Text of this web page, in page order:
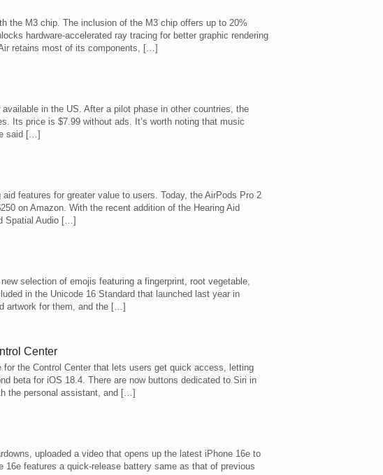
the M3 chip. The inclusion of the M3 chip offers up to 20%
hardware-accelerated ray tracing for better graphic rendering
retains most of its components, […]
in the US. After a pilot phase in other countries, the
Its price is $7.99 without ads. It’s worth noting that music
said […]
features for greater value to users. Today, the AirPods Pro 2
on Amazon. With the recent addition of the Hearing Aid
Spatial Audio […]
selection of emojis featuring a fingerprint, root vegetable,
in the Unicode 16 Standard that launched last year in
artwork for them, and the […]
Center
the Control Center that lets users get quick access, letting
beta for iOS 18.4. There are now buttons dedicated to Siri in
the personal assistant, and […]
uploaded a video that opens up the latest iPhone 16e to
features a quick-release battery same as that of previous